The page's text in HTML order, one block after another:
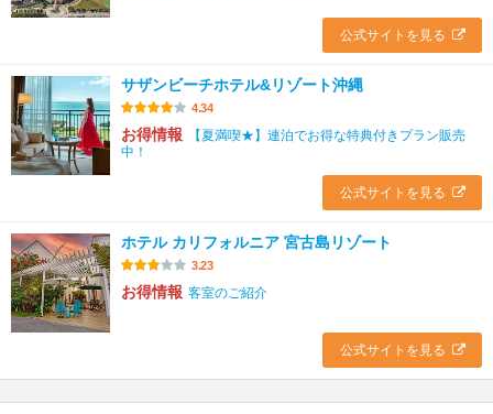
公式サイトを見る
サザンビーチホテル&リゾート沖縄
4.34
お得情報
【夏満喫★】連泊でお得な特典付きプラン販売
中！
公式サイトを見る
ホテル カリフォルニア 宮古島リゾート
3.23
お得情報 客室のご紹介
公式サイトを見る